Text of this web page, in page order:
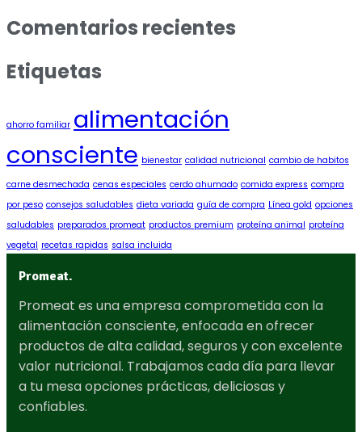
Comentarios recientes
Etiquetas
ahorro familiar alimentación
consciente bienestar calidad nutricional cambio de habitos
carne desmechada cenas especiales cerdo ahumado comida express compra
por peso consejos saludables dieta variada guía de compra Línea gold opciones
saludables preparados promeat productos premium proteína animal proteína
vegetal recetas rapidas salsa incluida
Promeat.
Promeat es una empresa comprometida con la
alimentación consciente, enfocada en ofrecer
productos de alta calidad, seguros y con excelente
valor nutricional. Trabajamos cada día para llevar
a tu mesa opciones prácticas, deliciosas y
confiables.